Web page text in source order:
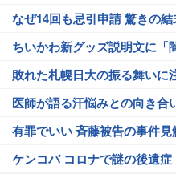
なぜ14回も忌引申請 驚きの結
ちいかわ新グッズ説明文に「
敗れた札幌日大の振る舞いに
医師が語る汗悩みとの向き合
有罪でいい 斉藤被告の事件見
ケンコバ コロナで謎の後遺症